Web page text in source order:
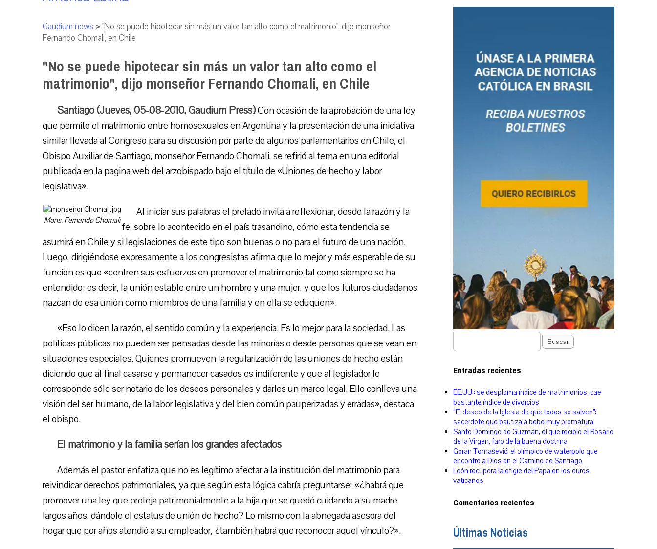
Gaudium news >"No se puede hipotecar sin más un valor tan alto como el matrimonio", dijo monseñor
Fernando Chomali, en Chile
"No se puede hipotecar sin más un valor tan alto como el
matrimonio", dijo monseñor Fernando Chomali, en Chile
Santiago (Jueves, 05-08-2010, Gaudium Press)Con ocasión de la aprobación de una ley
que permite el matrimonio entre homosexuales en Argentina y la presentación de una iniciativa
similar llevada al Congreso para su discusión por parte de algunos parlamentarios en Chile, el
Obispo Auxiliar de Santiago, monseñor Fernando Chomali, se refirió al tema en una editorial
publicada en la pagina web del arzobispado bajo el título de «Uniones de hecho y labor
legislativa».
Mons. Fernando Chomali
Al iniciar sus palabras el prelado invita a reflexionar, desde la razón y la
fe, sobre lo acontecido en el país trasandino, cómo esta tendencia se
asumirá en Chile y si legislaciones de este tipo son buenas o no para el futuro de una nación.
Luego, dirigiéndose expresamente a los congresistas afirma que lo mejor y más esperable de su
función es que «centren sus esfuerzos en promover el matrimonio tal como siempre se ha
entendido; es decir, la unión estable entre un hombre y una mujer, y que los futuros ciudadanos
nazcan de esa unión como miembros de una familia y en ella se eduquen».
«Eso lo dicen la razón, el sentido común y la experiencia. Es lo mejor para la sociedad. Las
políticas públicas no pueden ser pensadas desde las minorías o desde personas que se vean en
situaciones especiales. Quienes promueven la regularización de las uniones de hecho están
diciendo que al final casarse y permanecer casados es indiferente y que al legislador le
corresponde sólo ser notario de los deseos personales y darles un marco legal. Ello conlleva una
visión del ser humano, de la labor legislativa y del bien común pauperizadas y erradas», destaca
el obispo.
El matrimonio y la familia serían los grandes afectados
Además el pastor enfatiza que no es legítimo afectar a la institución del matrimonio para
reivindicar derechos patrimoniales, ya que según esta lógica cabría preguntarse: «¿habrá que
promover una ley que proteja patrimonialmente a la hija que se quedó cuidando a su madre
largos años, dándole el estatus de unión de hecho? Lo mismo con la abnegada asesora del
hogar que por años atendió a su empleador, ¿también habrá que reconocer aquel vínculo?».
Buscar
Entradas recientes
EE.UU.: se desploma índice de matrimonios, cae
bastante índice de divorcios
“El deseo de la Iglesia de que todos se salven”:
sacerdote que bautiza a bebé muy prematura
Santo Domingo de Guzmán, el que recibió el Rosario
de la Virgen, faro de la buena doctrina
Goran Tomašević: el olímpico de waterpolo que
encontró a Dios en el Camino de Santiago
León recupera la efigie del Papa en los euros
vaticanos
Comentarios recientes
Últimas Noticias